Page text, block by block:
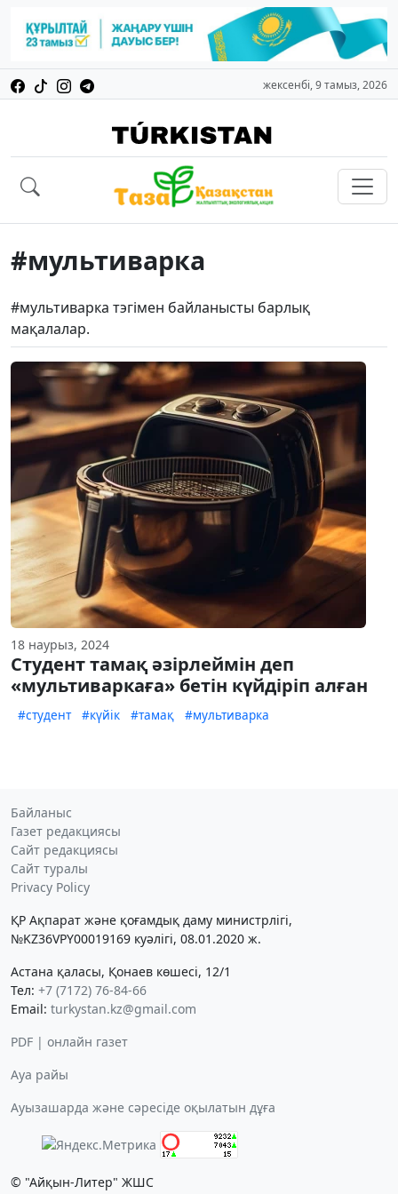
жексенбі, 9 тамыз, 2026
#мультиварка
#мультиварка тэгімен байланысты барлық
мақалалар.
18 наурыз, 2024
Студент тамақ әзірлеймін деп
«мультиваркаға» бетін күйдіріп алған
#студент #күйік #тамақ #мультиварка
Байланыс
Газет редакциясы
Сайт редакциясы
Сайт туралы
Privacy Policy
ҚР Ақпарат және қоғамдық даму министрлігі,
№KZ36VPY00019169 куәлігі, 08.01.2020 ж.
Астана қаласы, Қонаев көшесі, 12/1
Тел: +7 (7172) 76-84-66
Email: turkystan.kz@gmail.com
PDF | онлайн газет
Ауа райы
Ауызашарда және сәресіде оқылатын дұға
© "Айқын-Литер" ЖШС